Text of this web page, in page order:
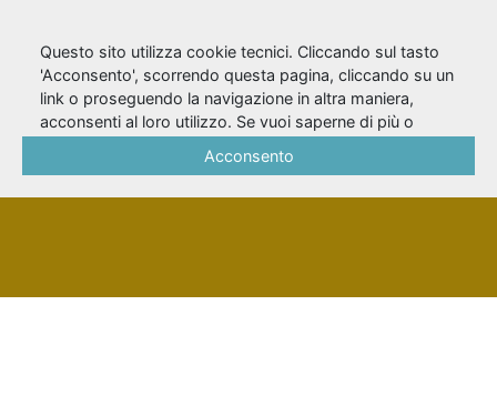
Alcaro, G.U.P.
PERSONA
Questo sito utilizza cookie tecnici. Cliccando sul tasto
'Acconsento', scorrendo questa pagina, cliccando su un
link o proseguendo la navigazione in altra maniera,
acconsenti al loro utilizzo. Se vuoi saperne di più o
Acconsento